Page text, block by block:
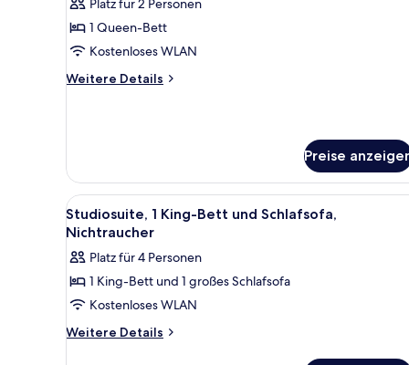
für
Zimmer,
1
Queen-
Platz für 2 Personen
1 Queen-Bett
Kostenloses WLAN
Weitere Details
Weitere
Bett,
barrierearm,
Nichtraucher
Preise
Alle
Fotos
für
Studiosuite,
1 King-
Bett
und
Ein Hotelzimmer mit einem
5
Studiosuite, 1 King-Bett und Schlafsofa,
Nichtraucher
Platz für 4 Personen
1 King-Bett und 1 großes Schlafsofa
Kostenloses WLAN
Weitere Details
Weitere